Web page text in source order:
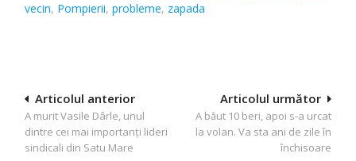
vecin, Pompierii,probleme, zapada
Navigare
în
articole
Articolul următor
A băut 10 beri, apoi s-a urcat
la volan. Va sta ani de zile în
închisoare
Articolul anterior
A murit Vasile Dârle, unul
dintre cei mai importanţi lideri
sindicali din Satu Mare